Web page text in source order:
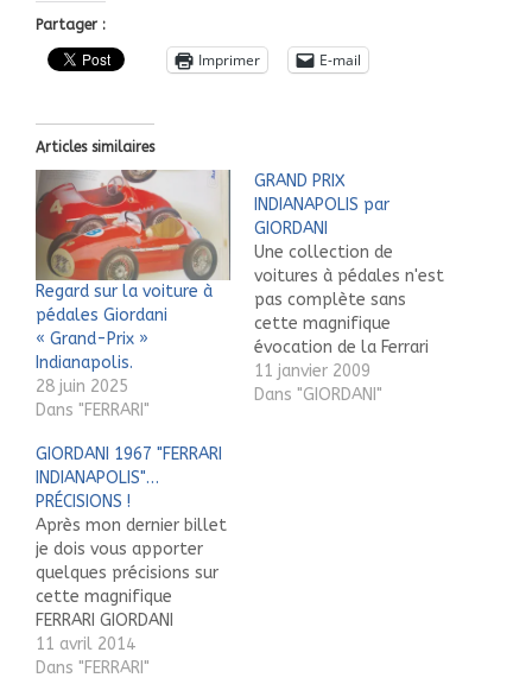
Partager :
Imprimer E-mail
Articles similaires
Regard sur la voiture à
pédales Giordani
« Grand-Prix »
Indianapolis.
28 juin 2025
Dans "FERRARI"
GRAND PRIX
INDIANAPOLIS par
GIORDANI
Une collection de
voitures à pédales n'est
pas complète sans
cette magnifique
évocation de la Ferrari
F2 INDY, par la firme
Italienne GIORDANI. Ici un
11 janvier 2009
Dans "GIORDANI"
GIORDANI 1967 "FERRARI
INDIANAPOLIS"…
PRÉCISIONS !
Après mon dernier billet
je dois vous apporter
quelques précisions sur
cette magnifique
FERRARI GIORDANI
présente sur la
couverture du magazine
11 avril 2014
Dans "FERRARI"